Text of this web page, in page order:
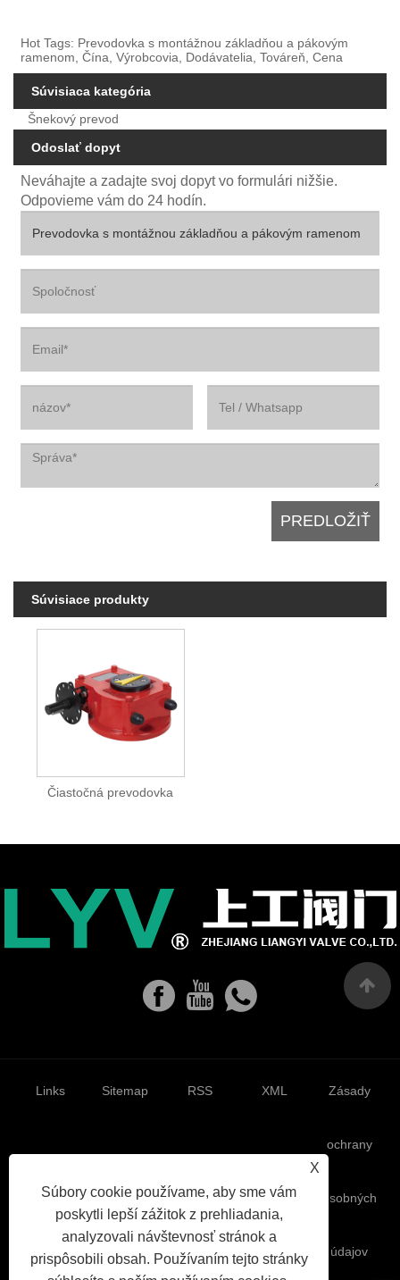
Hot Tags: Prevodovka s montážnou základňou a pákovým
ramenom, Čína, Výrobcovia, Dodávatelia, Továreň, Cena
Súvisiaca kategória
Šnekový prevod
Odoslať dopyt
Neváhajte a zadajte svoj dopyt vo formulári nižšie.
Odpovieme vám do 24 hodín.
Súvisiace produkty
Čiastočná prevodovka
X
Súbory cookie používame, aby sme vám
poskytli lepší zážitok z prehliadania,
analyzovali návštevnosť stránok a
prispôsobili obsah. Používaním tejto stránky
Links Sitemap RSS XML Zásady
ochrany
osobných
údajov